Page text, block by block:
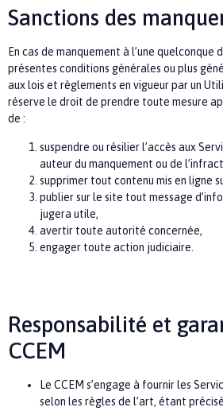
Sanctions des
En cas de manquement à l’une quelconque
présentes conditions générales ou plus
aux lois et règlements en vigueur par un
réserve le droit de prendre toute mesure
de :
suspendre ou résilier l’accès aux
auteur du manquement ou de
supprimer tout contenu mis en ligne
publier sur le site tout message
jugera utile,
avertir toute autorité concernée,
engager toute action judiciaire.
Responsabilité et
CCEM
Le CCEM s’engage à fournir les
selon les règles de l’art, étant